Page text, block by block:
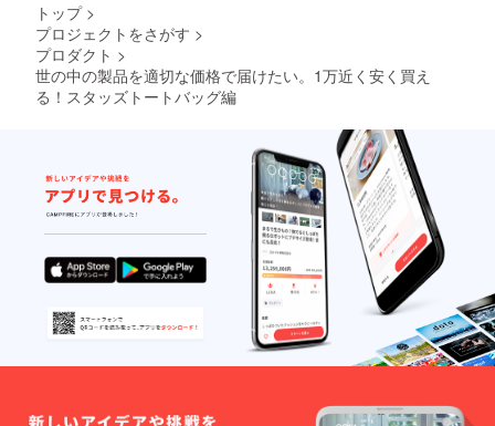
トップ >
プロジェクトをさがす >
プロダクト >
世の中の製品を適切な価格で届けたい。1万近く安く買え
る！スタッズトートバッグ編